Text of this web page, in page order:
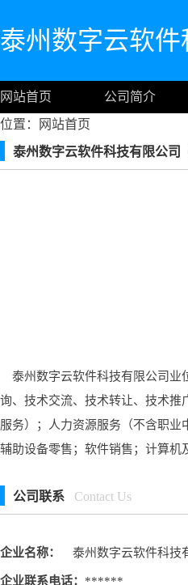
泰州数字云软件
网站首页 公司简介
位置：
网站首页
泰州数字云软件科技有限公司
泰州数字云软件科技有限公司业
询、技术交流、技术转让、技术推
服务）；人力资源服务（不含职
辅助设备零售；软件销售；计算机
公司联系 Contact Us
企业名称： 泰州数字云软件科技
企业联系电话： ******